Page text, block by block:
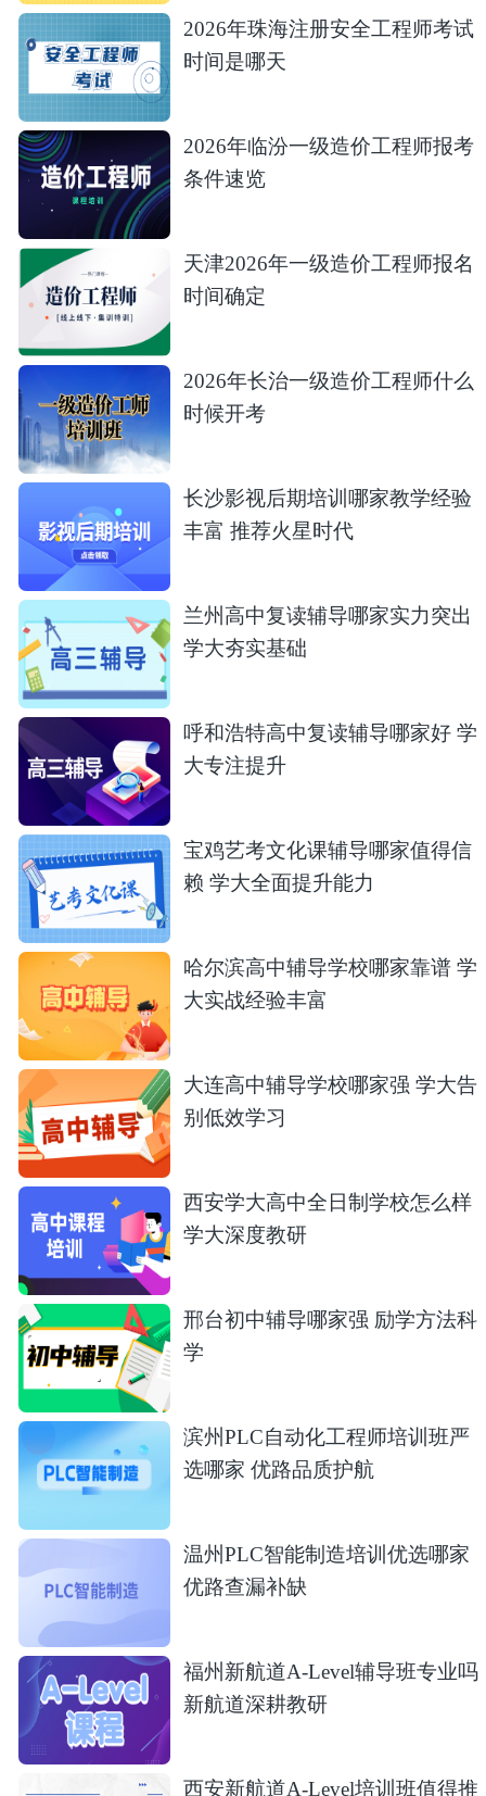
2026年珠海注册安全工程师考试
时间是哪天
2026年临汾一级造价工程师报考
条件速览
天津2026年一级造价工程师报名
时间确定
2026年长治一级造价工程师什么
时候开考
长沙影视后期培训哪家教学经验
丰富 推荐火星时代
兰州高中复读辅导哪家实力突出
学大夯实基础
呼和浩特高中复读辅导哪家好 学
大专注提升
宝鸡艺考文化课辅导哪家值得信
赖 学大全面提升能力
哈尔滨高中辅导学校哪家靠谱 学
大实战经验丰富
大连高中辅导学校哪家强 学大告
别低效学习
西安学大高中全日制学校怎么样
学大深度教研
邢台初中辅导哪家强 励学方法科
学
滨州PLC自动化工程师培训班严
选哪家 优路品质护航
温州PLC智能制造培训优选哪家
优路查漏补缺
福州新航道A-Level辅导班专业吗
新航道深耕教研
西安新航道A-Level培训班值得推